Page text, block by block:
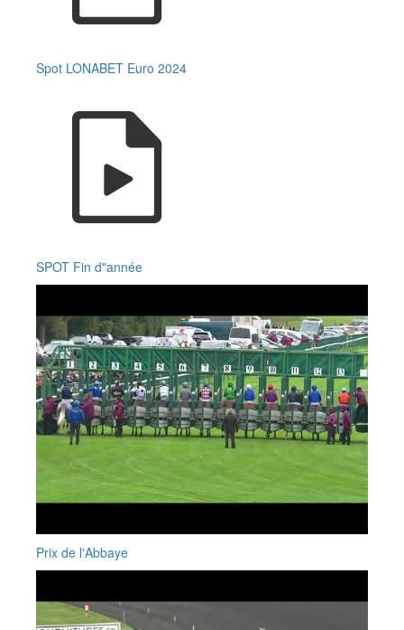
Spot LONABET Euro 2024
SPOT Fin d"année
Prix de l'Abbaye